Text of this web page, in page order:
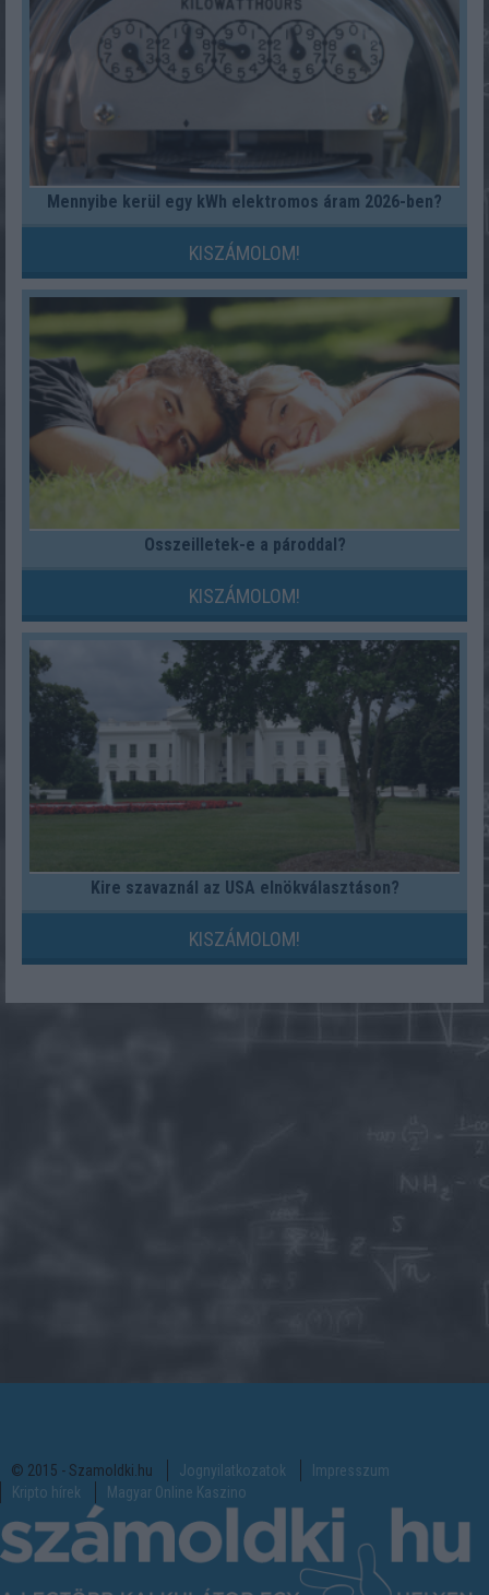
Mennyibe kerül egy kWh elektromos áram 2026-ben?
KISZÁMOLOM!
Összeilletek-e a pároddal?
KISZÁMOLOM!
Kire szavaznál az USA elnökválasztáson?
KISZÁMOLOM!
© 2015 - Szamoldki.hu Jognyilatkozatok
Impresszum
Kripto hírek
Magyar Online Kaszino